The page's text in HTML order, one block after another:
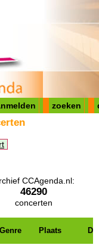
zoeken
CCAgenda.nl:
46290
concerten
Genre Plaats